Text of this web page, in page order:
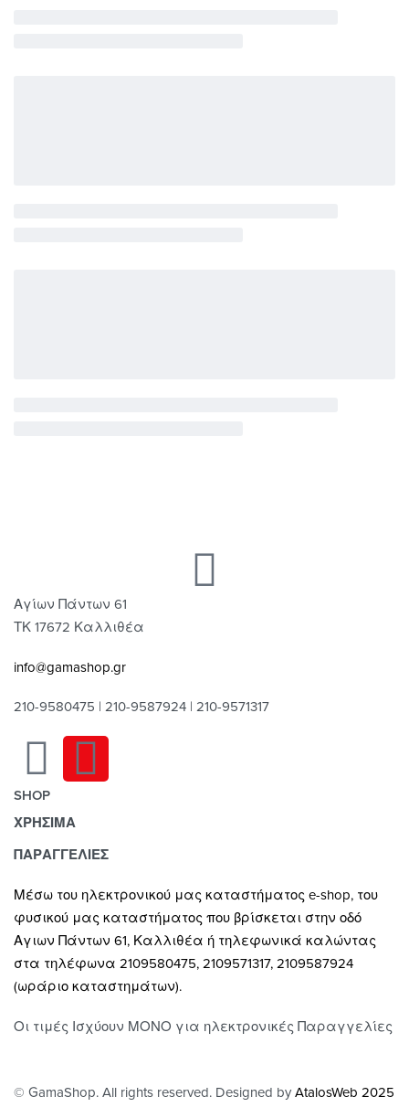
Αγίων Πάντων 61
ΤΚ 17672 Καλλιθέα
info@gamashop.gr
210-9580475 | 210-9587924 | 210-9571317
SHOP
Χαλιά
Κουρτίνες
Ρόλλερ Σκίασης
Γκαζόν
Δάπεδα
Τοίχος
ΧΡΗΣΙΜΑ
Τρόποι Πληρωμής
Επιστροφές
Οροι και Προϋποθέσεις Χρήσης
Προστασία Απορρήτου
ΠΑΡΑΓΓΕΛΙΕΣ
Μέσω του ηλεκτρονικού μας καταστήματος e-shop, του
φυσικού μας καταστήματος που βρίσκεται στην οδό
Αγιων Πάντων 61, Καλλιθέα ή τηλεφωνικά καλώντας
στα τηλέφωνα 2109580475, 2109571317, 2109587924
(ωράριο καταστημάτων).
Οι τιμές Ισχύουν ΜΟΝΟ για ηλεκτρονικές Παραγγελίες
© GamaShop. All rights reserved. Designed by AtalosWeb 2025